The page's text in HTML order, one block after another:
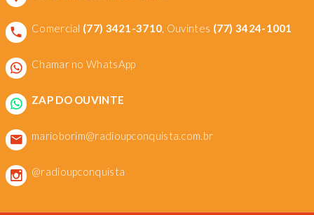
Comercial (77) 3421-3710, Ouvintes (77) 3424-1001
Chamar no WhatsApp
ZAP DO OUVINTE
marioborim@radioupconquista.com.br
@radioupconquista